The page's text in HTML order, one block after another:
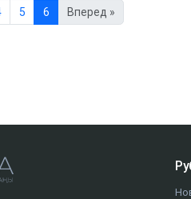
5 6 Вперед »